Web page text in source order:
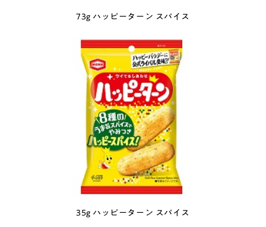
73g ハッピーターン スパイス
35g ハッピーターン スパイス